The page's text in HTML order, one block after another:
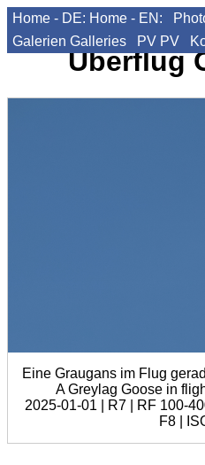
Home - DE: Home - EN:
Galerien Galleries PV PV
Überflug
Eine Graugans im Flug
A Greylag Goose in
2025-01-01 | R7 | RF 100-
F8 |